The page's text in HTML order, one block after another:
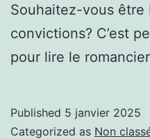
Souhaitez-vous être
convictions? C’est
pour lire le
Published 5 janvier 2025
Categorized as Non